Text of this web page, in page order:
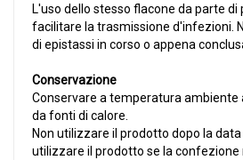
L'uso dello stesso flacone da parte di
facilitare la trasmissione d'infezioni.
di epistassi in corso o appena
Conservazione
Conservare a temperatura ambiente
da fonti di calore.
Non utilizzare il prodotto dopo la
utilizzare il prodotto se la confezione